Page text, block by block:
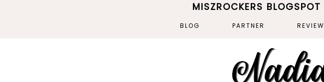
MISZROCKERS BLOGSPOT
BLOG PARTNER REVIEW